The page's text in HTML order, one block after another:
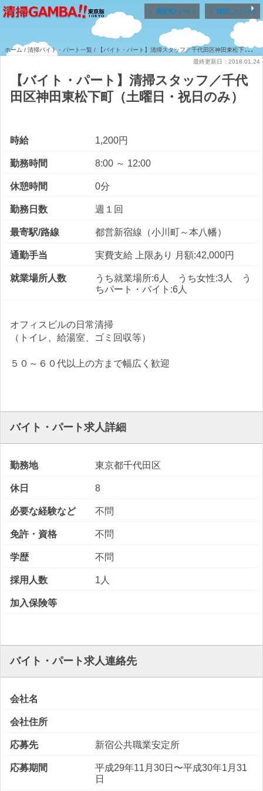
 最近見たバイト  保存したバイト
ホーム / 清掃バイト・パート一覧 / 【バイト・パート】清掃スタッフ／千代田区神田東松下町（土曜日・祝日のみ）
最終更新日：2018.01.24
【バイト・パート】清掃スタッフ／千代
田区神田東松下町（土曜日・祝日のみ）
時給 1,200円
勤務時間 8:00 ～ 12:00
休憩時間 0分
勤務日数 週１回
最寄駅/路線 都営新宿線（小川町～本八幡）
通勤手当 実費支給 上限あり 月額:42,000円
就業場所人数
うち就業場所:6人 うち女性:3人 う
ちパート・バイト:6人
オフィスビルの日常清掃
（トイレ、給湯室、ゴミ回収等）
５０～６０代以上の方まで幅広く歓迎
バイト・パート求人詳細
勤務地 東京都千代田区
休日 8
必要な経験など 不問
免許・資格 不問
学歴 不問
採用人数 1人
加入保険等
バイト・パート求人連絡先
会社名
会社住所
応募先 新宿公共職業安定所
応募期間
平成29年11月30日〜平成30年1月31
日